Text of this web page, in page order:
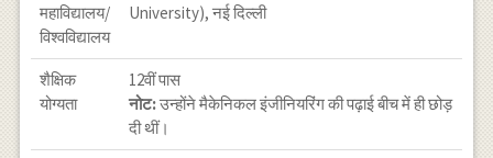
महाविद्यालय/
विश्वविद्यालय
University), नई दिल्ली
शैक्षिक
योग्यता
12वीं पास
नोट:उन्होंने मैकेनिकल इंजीनियरिंग की पढ़ाई बीच में ही छोड़
दी थीं।